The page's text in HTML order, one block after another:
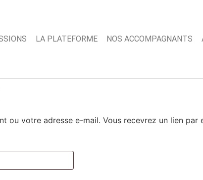
LA PLATEFORME NOS ACCOMPAGNANTS
ou votre adresse e-mail. Vous recevrez un lien